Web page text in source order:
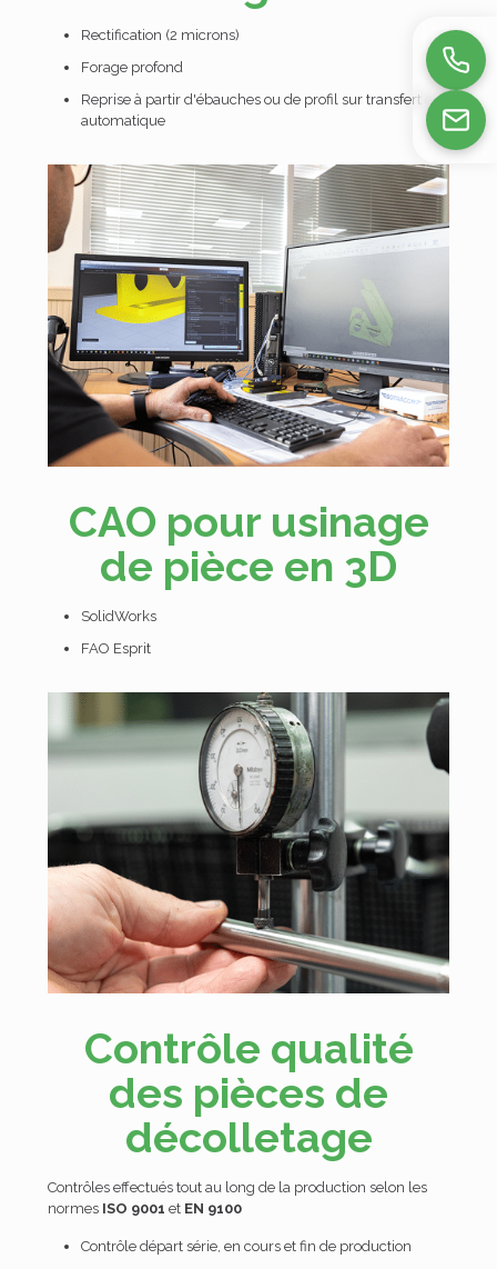
Rectification (2 microns)
Forage profond
Reprise à partir d'ébauches ou de profil sur transfert en
automatique
CAO pour usinage
de pièce en 3D
SolidWorks
FAO Esprit
Contrôle qualité
des pièces de
décolletage
Contrôles effectués tout au long de la production selon les
normes ISO 9001 et EN 9100
Contrôle départ série, en cours et fin de production